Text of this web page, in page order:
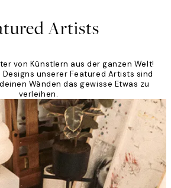
Artists
von Künstlern aus der ganzen Welt!
unserer Featured Artists sind
Wänden das gewisse Etwas zu
verleihen.